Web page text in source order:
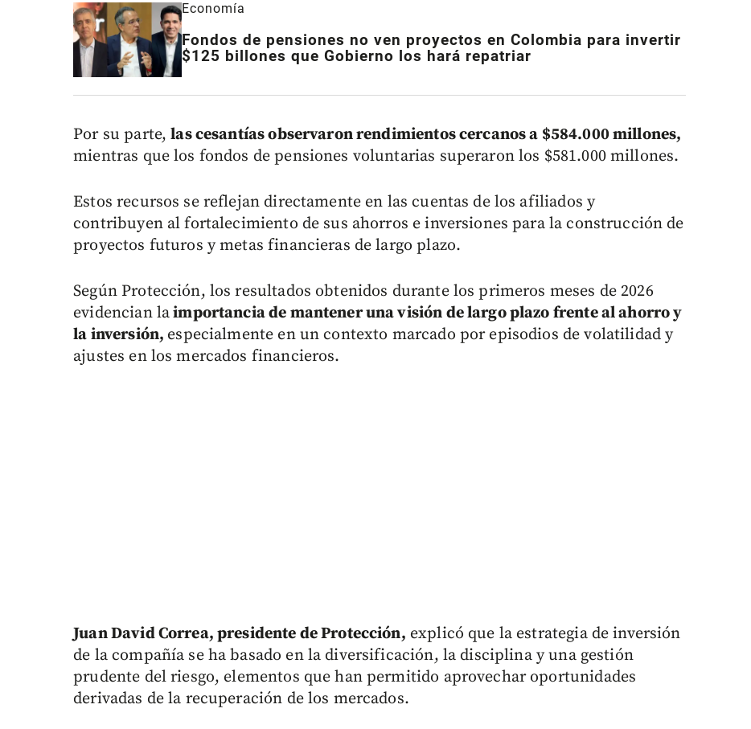
Economía
Fondos de pensiones no ven proyectos en Colombia para invertir
$125 billones que Gobierno los hará repatriar
Por su parte,las cesantías observaron rendimientos cercanos a $584.000 millones,
mientras que los fondos de pensiones voluntarias superaron los $581.000 millones.
Estos recursos se reflejan directamente en las cuentas de los afiliados y
contribuyen al fortalecimiento de sus ahorros e inversiones para la construcción de
proyectos futuros y metas financieras de largo plazo.
Según Protección, los resultados obtenidos durante los primeros meses de 2026
evidencian laimportancia de mantener una visión de largo plazo frente al ahorro y
la inversión, especialmente en un contexto marcado por episodios de volatilidad y
ajustes en los mercados financieros.
Juan David Correa, presidente de Protección, explicó que la estrategia de inversión
de la compañía se ha basado en la diversificación, la disciplina y una gestión
prudente del riesgo, elementos que han permitido aprovechar oportunidades
derivadas de la recuperación de los mercados.